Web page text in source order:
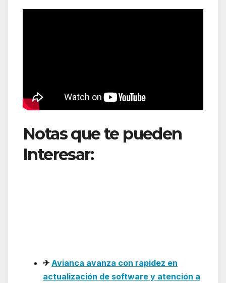
Notas que te pueden
Interesar:Aeropuertos
✈ Avianca avanza con rapidez en
actualización de software y atención a